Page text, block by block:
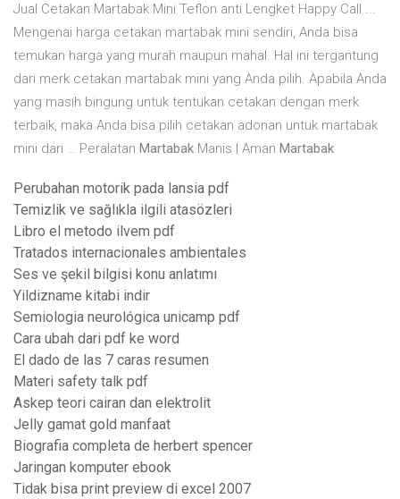
Jual Cetakan Martabak Mini Teflon anti Lengket Happy Call ...
Mengenai harga cetakan martabak mini sendiri, Anda bisa
temukan harga yang murah maupun mahal. Hal ini tergantung
dari merk cetakan martabak mini yang Anda pilih. Apabila Anda
yang masih bingung untuk tentukan cetakan dengan merk
terbaik, maka Anda bisa pilih cetakan adonan untuk martabak
mini dari … Peralatan Martabak Manis | Aman Martabak
Perubahan motorik pada lansia pdf
Temizlik ve sağlıkla ilgili atasözleri
Libro el metodo ilvem pdf
Tratados internacionales ambientales
Ses ve şekil bilgisi konu anlatımı
Yildizname kitabi indir
Semiologia neurológica unicamp pdf
Cara ubah dari pdf ke word
El dado de las 7 caras resumen
Materi safety talk pdf
Askep teori cairan dan elektrolit
Jelly gamat gold manfaat
Biografia completa de herbert spencer
Jaringan komputer ebook
Tidak bisa print preview di excel 2007